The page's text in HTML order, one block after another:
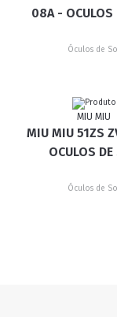
08A - OCULOS
Óculos de
MIU MIU
MIU MIU 51ZS
OCULOS
Óculos de